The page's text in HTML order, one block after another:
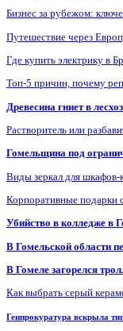
Бизнес за рубежом:
Путешествие через
Где купить электрику в
Топ-5 причин, почему
Древесина гниет в
Растворитель или
Гомельщина под
Виды зеркал для шкафов-
Корпоративные подарки
Убийство в колледже в
В Гомельской области
В Гомеле загорелся
Как выбрать серый
Генпрокуратура вскрыла